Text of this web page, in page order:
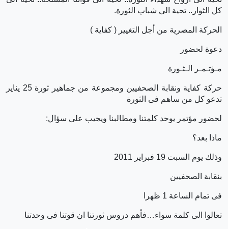
كل الثوار.. تحية الى شباب الثورة.
الحركة المصرية من أجل التغيير ( كفاية )
دعوة لحضور
مـؤتـمـر الـثـورة
حركة كفاية ونقابة الصحفيين ومجموعة من جماهير ثورة 25 يناير
تدعو كل من ساهم فى الثورة
لحضور مؤتمر يوحد كلمتنا ومطالبنا ويجيب على سؤال:
ماذا بعد؟
وذلك يوم السبت 19 فبراير 2011
بنقابة الصحفيين
فى تمام الساعة 1 ظهرا
تعالوا الى كلمة سواء…فأهم دروس ثورتنا ان قوتنا فى وحدتنا